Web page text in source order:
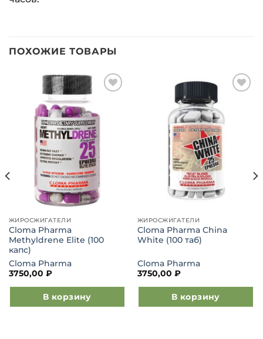
ПОХОЖИЕ ТОВАРЫ
Добавить
желаний
ЖИРОСЖИГАТЕЛИ
Cloma Pharma
Methyldrene Elite (100
капс)
Cloma Pharma
3750,00 ₽
В корзину
Добавить
в список
желаний
ЖИРОСЖИГАТЕЛИ
Cloma Pharma China
White (100 таб)
Cloma Pharma
3750,00 ₽
В корзину